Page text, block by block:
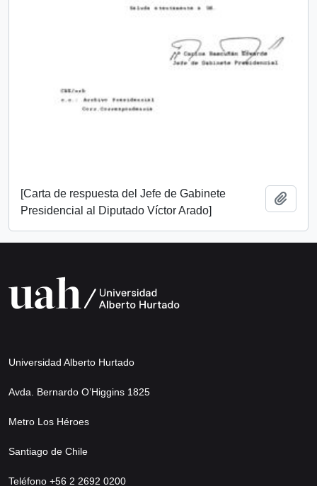
[Carta de respuesta del Jefe de Gabinete
Presidencial al Diputado Víctor Arado]
Universidad Alberto Hurtado
Avda. Bernardo O’Higgins 1825
Metro Los Héroes
Santiago de Chile
Teléfono +56 2 2692 0200